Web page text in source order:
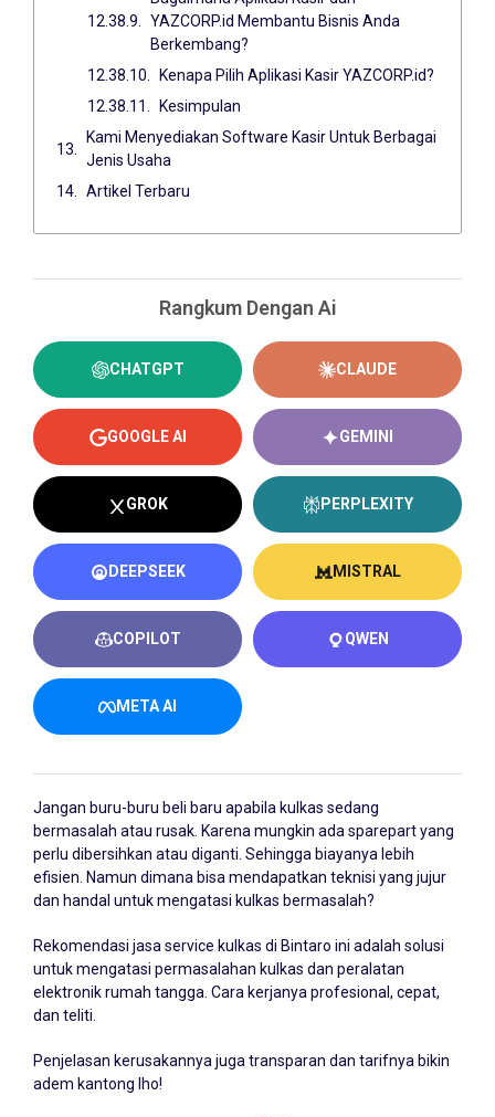
YAZCORP.id Membantu Bisnis Anda
Berkembang?
Kenapa Pilih Aplikasi Kasir YAZCORP.id?
Kesimpulan
Kami Menyediakan Software Kasir Untuk Berbagai
Jenis Usaha
Artikel Terbaru
Rangkum Dengan Ai
CHATGPT CLAUDE
GOOGLE AI GEMINI
GROK PERPLEXITY
DEEPSEEK MISTRAL
COPILOT QWEN
META AI
Jangan buru-buru beli baru apabila kulkas sedang
bermasalah atau rusak. Karena mungkin ada sparepart yang
perlu dibersihkan atau diganti. Sehingga biayanya lebih
efisien. Namun dimana bisa mendapatkan teknisi yang jujur
dan handal untuk mengatasi kulkas bermasalah?
Rekomendasi jasa service kulkas di Bintaro ini adalah solusi
untuk mengatasi permasalahan kulkas dan peralatan
elektronik rumah tangga. Cara kerjanya profesional, cepat,
dan teliti.
Penjelasan kerusakannya juga transparan dan tarifnya bikin
adem kantong lho!